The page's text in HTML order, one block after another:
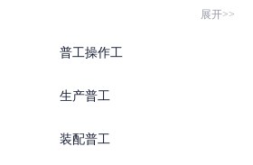
展开>>
普工操作工
生产普工
装配普工